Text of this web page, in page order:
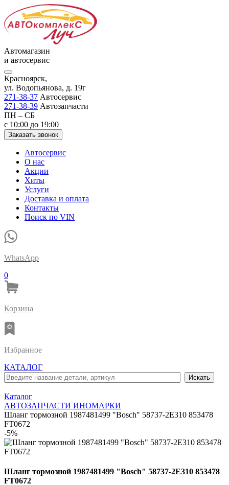
Автомагазин
и автосервис
Красноярск,
ул. Водопьянова, д. 19г
271-38-37 Автосервис
271-38-39 Автозапчасти
ПН – СБ
с 10:00 до 19:00
Заказать звонок
Автосервис
О нас
Акции
Хиты
Услуги
Доставка и оплата
Контакты
Поиск по VIN
WhatsApp
0
Корзина
Избранное
КАТАЛОГ
Каталог
АВТОЗАПЧАСТИ ИНОМАРКИ
Шланг тормозной 1987481499 "Bosch" 58737-2E310 853478
FT0672
-5%
Шланг тормозной 1987481499 "Bosch" 58737-2E310 853478
FT0672